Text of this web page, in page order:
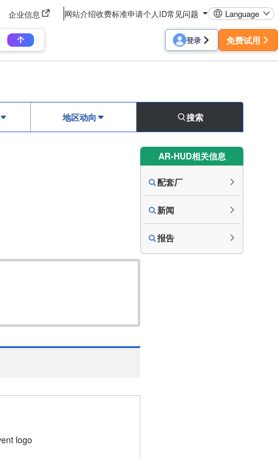
企业信息 网站介绍收费标准申请个人ID常见问题 Language
登录 免费试用
地区动向 搜索
AR-HUD相关信息
配套厂
新闻
报告